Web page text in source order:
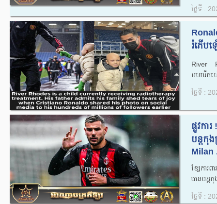
ថ្ងៃទី :
រំភើប
River
មហារីក
ថ្ងៃទី :
ផ្លូវក
បន្តកុ
Milan
ខ្សែការ
បានបន្ត
ថ្ងៃទី :